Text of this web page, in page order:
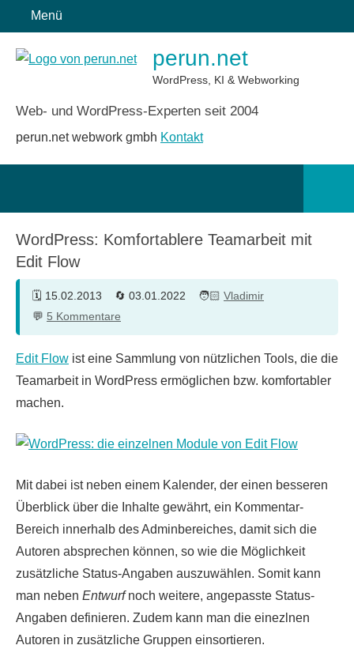
Inhalt
springen
Menü
perun.net
WordPress, KI & Webworking
Web- und WordPress-Experten seit 2004
perun.net webwork gmbh Kontakt
WordPress: Komfortablere Teamarbeit mit
Edit Flow
15.02.2013 03.01.2022
Vladimir
5 Kommentare
Edit Flow ist eine Sammlung von nützlichen Tools, die die
Teamarbeit in WordPress ermöglichen bzw. komfortabler
machen.
Mit dabei ist neben einem Kalender, der einen besseren
Überblick über die Inhalte gewährt, ein Kommentar-
Bereich innerhalb des Adminbereiches, damit sich die
Autoren absprechen können, so wie die Möglichkeit
zusätzliche Status-Angaben auszuwählen. Somit kann
man neben Entwurfnoch weitere, angepasste Status-
Angaben definieren. Zudem kann man die einezlnen
Autoren in zusätzliche Gruppen einsortieren.